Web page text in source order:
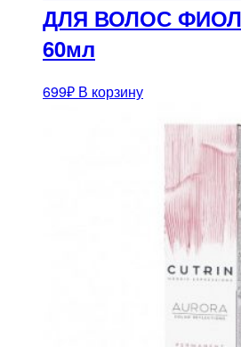
ДЛЯ ВОЛОС
60мл
699₽ В корзину